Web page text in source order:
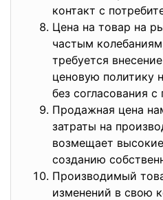
контакт с
Цена на товар на
частым
требуется
ценовую политику
без согласования
Продажная цена
затраты на
возмещает
созданию
Производимый
изменений в свою